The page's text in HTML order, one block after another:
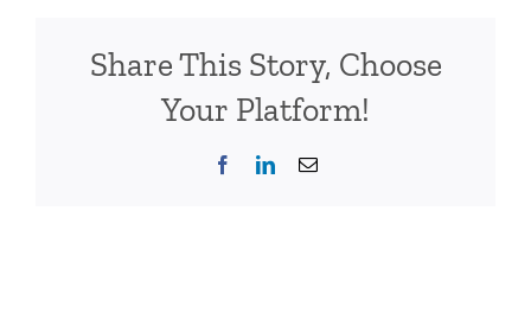
Share This Story, Choose
Your Platform!
FacebookLinkedInEmail